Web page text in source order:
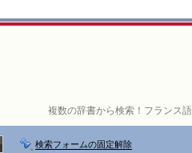
複数の辞書から検索！フランス
検索フォームの固定解除